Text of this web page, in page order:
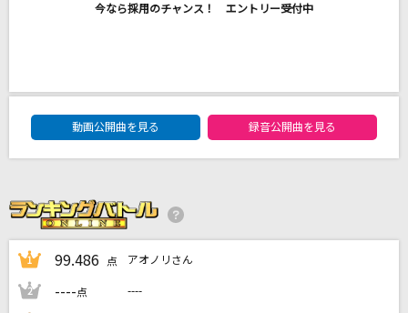
アイノマテリアル
Mrs. GREEN APPLE
テンダネス
高橋真梨子
今なら採用のチャンス！ エントリー受付中
DAM★ともボーカルエントリーランキング
動画公開曲を見る
録音公開曲を見る
1 99.486 点 アオノリさん
2 ----点 ----